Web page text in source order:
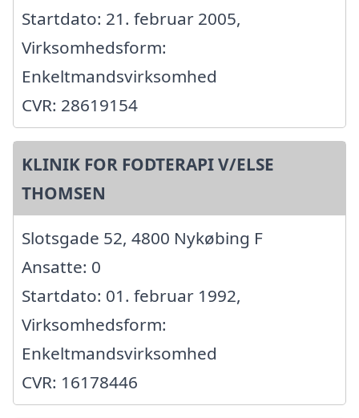
Startdato: 21. februar 2005,
Virksomhedsform:
Enkeltmandsvirksomhed
CVR: 28619154
KLINIK FOR FODTERAPI V/ELSE
THOMSEN
Slotsgade 52, 4800 Nykøbing F
Ansatte: 0
Startdato: 01. februar 1992,
Virksomhedsform:
Enkeltmandsvirksomhed
CVR: 16178446